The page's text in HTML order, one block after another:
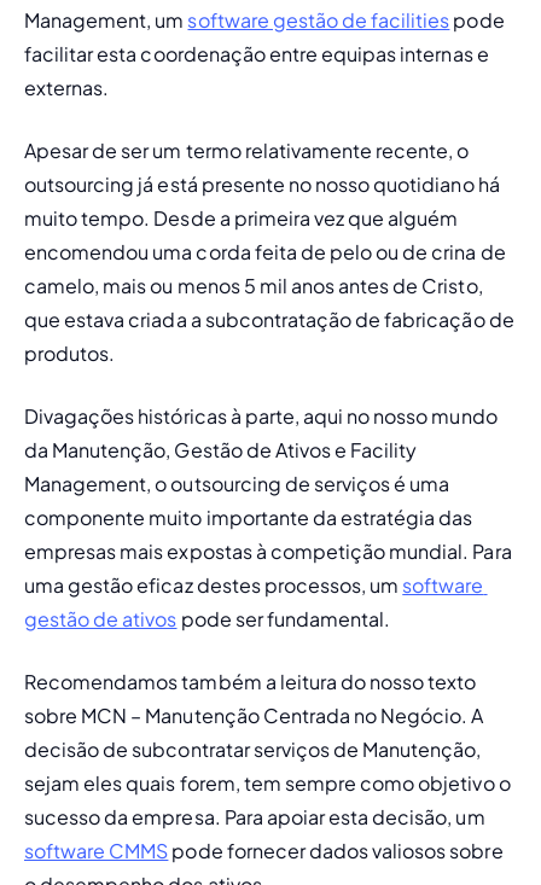
Management, um software gestão de facilities pode
facilitar esta coordenação entre equipas internas e
externas.
outsourcing já está presente no nosso quotidiano há
muito tempo. Desde a primeira vez que alguém
encomendou uma corda feita de pelo ou de crina de
camelo, mais ou menos 5 mil anos antes de Cristo,
que estava criada a subcontratação de fabricação de
produtos.
Divagações históricas à parte, aqui no nosso mundo
da Manutenção, Gestão de Ativos e Facility
Management, o outsourcing de serviços é uma
componente muito importante da estratégia das
empresas mais expostas à competição mundial. Para
uma gestão eficaz destes processos, um software
gestão de ativos pode ser fundamental.
Recomendamos também a leitura do nosso texto
sobre MCN – Manutenção Centrada no Negócio. A
decisão de subcontratar serviços de Manutenção,
sejam eles quais forem, tem sempre como objetivo o
software CMMS pode fornecer dados valiosos sobre